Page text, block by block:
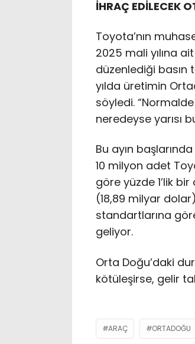
İHRAÇ EDİLECEK
Toyota’nın
2025 mali yılına
düzenlediği basın
yılda üretimin
söyledi.
neredeyse yarısı
Bu ayın
10 milyon adet
göre yüzde 1’lik
(18,89 milyar
standartlarına
geliyor.
Orta Doğu’daki
kötüleşirse, gelir
ARAÇ ORTADOĞU